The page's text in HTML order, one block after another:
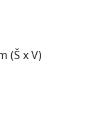
(Š x V)